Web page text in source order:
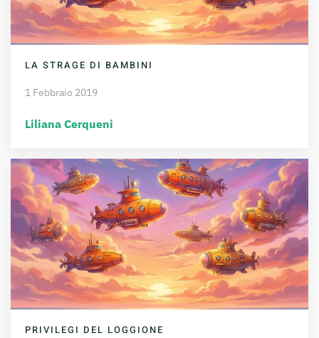
LA STRAGE DI BAMBINI
1 Febbraio 2019
Liliana Cerqueni
PRIVILEGI DEL LOGGIONE